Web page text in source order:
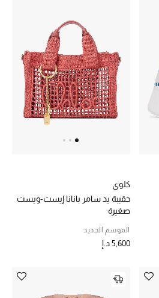
كلوي
حقيبة يد سامر بانانا إيست-ويست
صغيرة
الموسم الجديد
5,600 د.إ